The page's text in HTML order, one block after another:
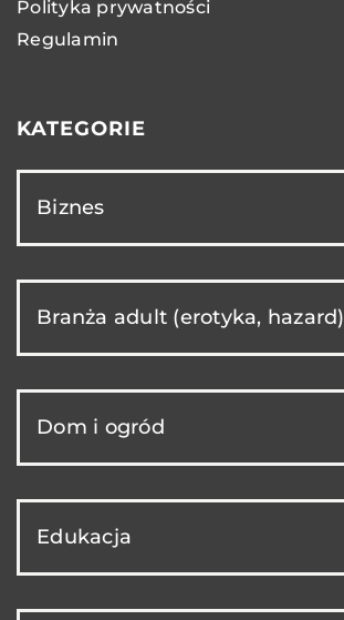
Polityka prywatności
Regulamin
KATEGORIE
Biznes
Branża adult (erotyka, hazard)
Dom i ogród
Edukacja